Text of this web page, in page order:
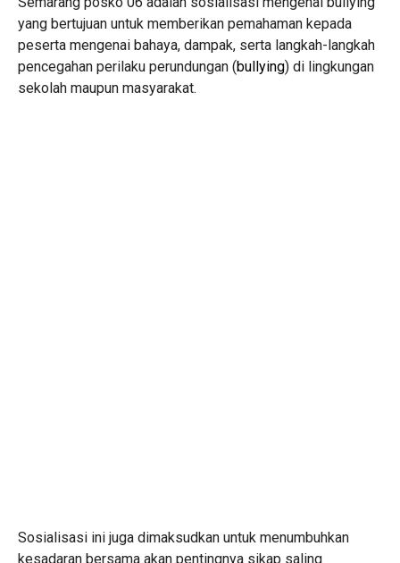
yang bertujuan untuk memberikan pemahaman kepada
peserta mengenai bahaya, dampak, serta langkah-langkah
pencegahan perilaku perundungan (bullying) di lingkungan
sekolah maupun masyarakat.
Sosialisasi ini juga dimaksudkan untuk menumbuhkan
kesadaran bersama akan pentingnya sikap saling